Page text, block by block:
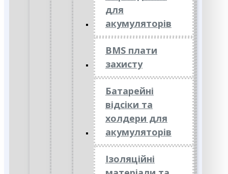
для
акумуляторів
BMS плати
захисту
Батарейні
відсіки та
холдери для
акумуляторів
Ізоляційні